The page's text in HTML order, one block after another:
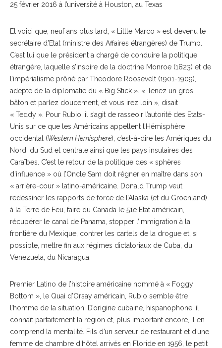
25 février 2016 à l’université à Houston, au Texas
Et voici que, neuf ans plus tard, « Little Marco » est devenu le
secrétaire d’Etat (ministre des Affaires étrangères) de Trump.
C’est lui que le président a chargé de conduire la politique
étrangère, laquelle s’inspire de la doctrine Monroe (1823) et de
l’impérialisme prôné par Theodore Roosevelt (1901-1909),
adepte de la diplomatie du « Big Stick ». « Tenez un gros
bâton et parlez doucement, et vous irez loin », disait
« Teddy ». Pour Rubio, il s’agit de rasseoir l’autorité des Etats-
Unis sur ce que les Américains appellent l’Hémisphère
occidental (Western Hemisphere), c’est-à-dire les Amériques du
Nord, du Sud et centrale ainsi que les pays insulaires des
Caraïbes. C’est le retour de la politique des « sphères
d’influence » où l’Oncle Sam doit régner en maître dans son
« arrière-cour » latino-américaine. Donald Trump veut
redessiner les rapports de force de l’Alaska (et du Groenland)
à la Terre de Feu, faire du Canada le 51e Etat américain,
récupérer le canal de Panama, stopper l’immigration à la
frontière du Mexique, contrer les cartels de la drogue et, si
possible, mettre fin aux régimes dictatoriaux de Cuba, du
Venezuela, du Nicaragua.
Premier Latino de l’histoire américaine nommé à « Foggy
Bottom », le Quai d’Orsay américain, Rubio semble être
l’homme de la situation. D’origine cubaine, hispanophone, il
connaît parfaitement la région et, plus important encore, il en
comprend la mentalité. Fils d’un serveur de restaurant et d’une
femme de chambre d’hôtel arrivés en Floride en 1956, le petit